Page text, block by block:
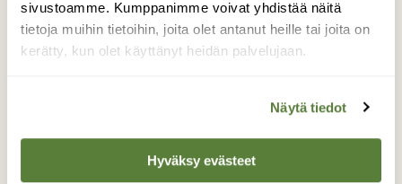
sivustoamme. Kumppanimme voivat yhdistää näitä
tietoja muihin tietoihin, joita olet antanut heille tai joita on
kerätty, kun olet käyttänyt heidän palvelujaan.
Näytä tiedot
Hyväksy evästeet
paistoi täydeltä terältä ja näin mättäille ja
jäkälärinteille tuli terävät varjot. 13.9.2016
TAKAISIN LISTAAN